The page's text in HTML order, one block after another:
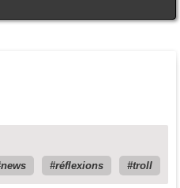
news réflexions troll